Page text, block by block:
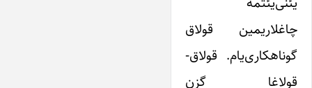
چاغلاریمین قولاق
گوناهکاری‌یام. قولاق-
قولاغا گز‌ن